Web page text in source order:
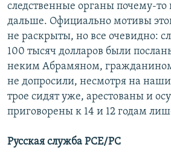
следственные органы почему-то
дальше. Официально мотивы
не раскрыты, но все очевидно:
100 тысяч долларов были
неким Абрамяном, гражданином
не допросили, несмотря на
трое сидят уже, арестованы и
приговорены к 14 и 12 годам
Русская служба РСЕ/РС